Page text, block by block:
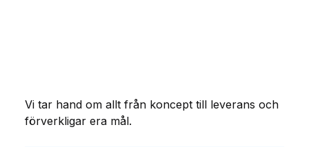
Vi tar hand om allt från koncept till leverans och
förverkligar era mål.